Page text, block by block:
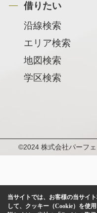
借りたい
沿線検索
エリア検索
地図検索
学区検索
©2024 株式会社パーフ
当サイトでは、お客様の当サイ
して、クッキー（Cookie）を使用